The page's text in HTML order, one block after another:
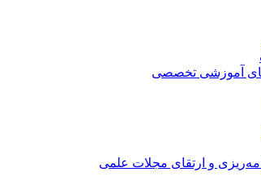
آموزشی تخصصی
و ارتقای مجلات علمی